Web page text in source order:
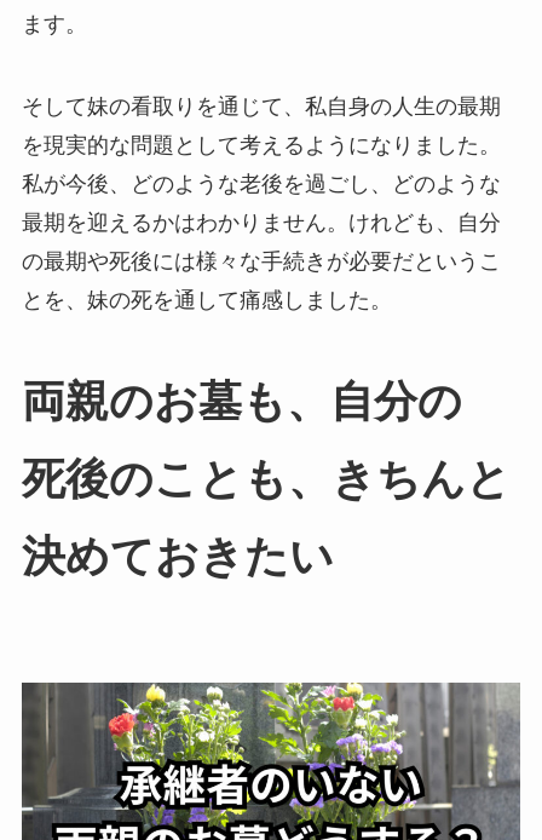
ます。
そして妹の看取りを通じて、私自身の人生の最期
を現実的な問題として考えるようになりました。
私が今後、どのような老後を過ごし、どのような
最期を迎えるかはわかりません。けれども、自分
の最期や死後には様々な手続きが必要だというこ
とを、妹の死を通して痛感しました。
両親の​お墓も、​自分の​
死後の​ことも、​きちんと​
決めて​おきたい